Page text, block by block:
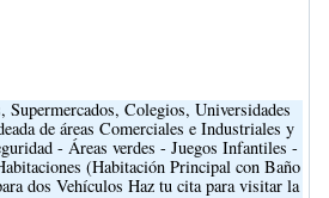
Colegios, Universidades
de áreas Comerciales e Industriales y
- Áreas verdes - Juegos Infantiles -
(Habitación Principal con Baño
dos Vehículos Haz tu cita para visitar la